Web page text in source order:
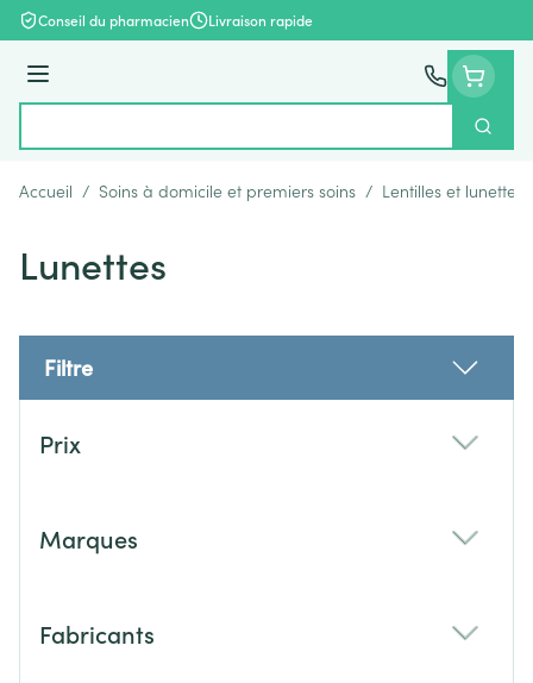
Aller au contenu
Conseil du pharmacien Livraison rapide
Menu
Accueil / Soins à domicile et premiers soins / Lentilles et lunettes
Lunettes
Filtre
Prix
Marques
Fabricants